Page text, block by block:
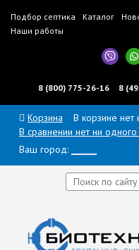
Подбор септика Каталог
Наши работы
8 (800) 775-26-16 8
Корзина
В корзине нет
В сравнении нет ни одного
Ваш город: